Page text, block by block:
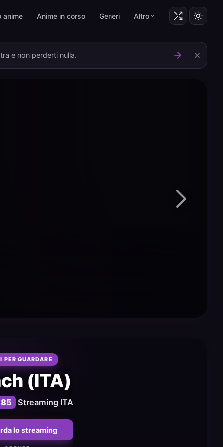
anime Anime in corso Generi Altro
e non perderti nulla.
PER GUARDARE
(ITA)
85 Streaming ITA
lo streaming